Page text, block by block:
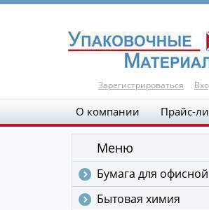
Зарегистрироваться
О компании Прайс-
Меню
Бумага для
Бытовая химия